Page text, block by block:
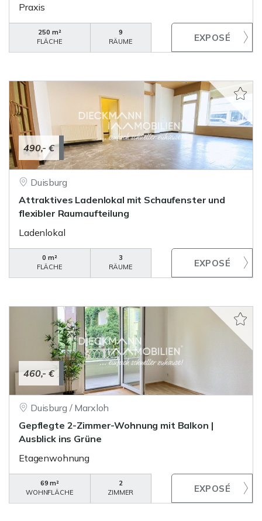
Praxis
250 m²
FLÄCHE
9
RÄUME
490,- €
Duisburg
Attraktives Ladenlokal mit Schaufenster und
flexibler Raumaufteilung
Ladenlokal
0 m²
FLÄCHE
3
RÄUME
460,- €
Duisburg / Marxloh
Gepflegte 2-Zimmer-Wohnung mit Balkon |
Ausblick ins Grüne
Etagenwohnung
69 m²
WOHNFLÄCHE
2
ZIMMER